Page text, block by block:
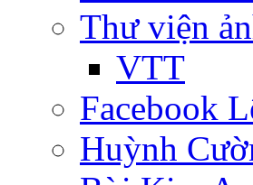
Thư viện
VTT
Facebook
Huỳnh